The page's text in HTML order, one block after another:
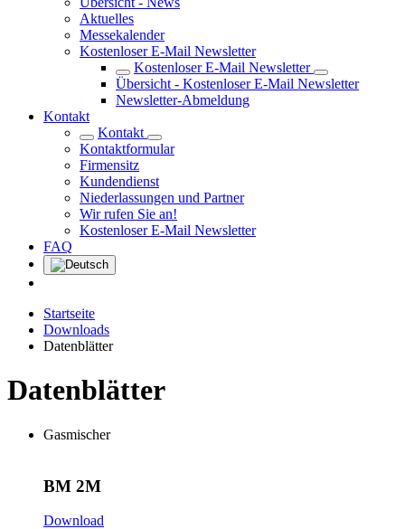
Aktuelles
Messekalender
Kostenloser E-Mail Newsletter
Kostenloser E-Mail Newsletter
Übersicht - Kostenloser E-Mail Newsletter
Newsletter-Abmeldung
Kontakt
Kontakt
Kontaktformular
Firmensitz
Kundendienst
Niederlassungen und Partner
Wir rufen Sie an!
Kostenloser E-Mail Newsletter
FAQ
Startseite
Downloads
Datenblätter
Datenblätter
Gasmischer
BM 2M
Download